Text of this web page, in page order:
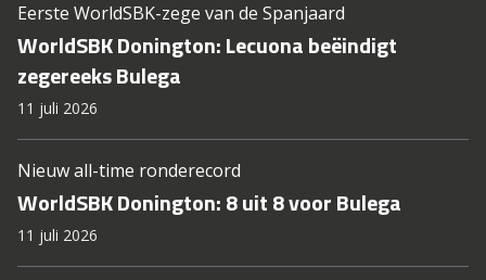
Eerste WorldSBK-zege van de Spanjaard
WorldSBK Donington: Lecuona beëindigt
zegereeks Bulega
11 juli 2026
Nieuw all-time ronderecord
WorldSBK Donington: 8 uit 8 voor Bulega
11 juli 2026